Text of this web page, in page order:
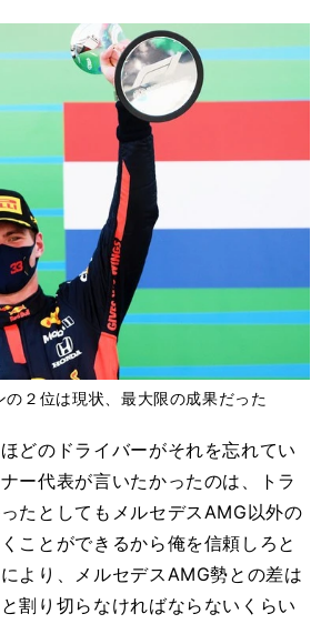
の２位は現状、最大限の成果だった
どのドライバーがそれを忘れてい
ー代表が言いたかったのは、トラ
たとしてもメルセデスAMG以外の
ことができるから俺を信頼しろと
より、メルセデスAMG勢との差は
割り切らなければならないくらい